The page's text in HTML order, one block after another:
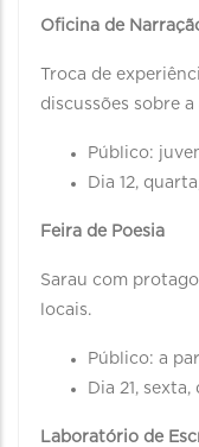
Oficina de
Troca de
discussões sobre
Público:
Dia 12,
Feira de Poesia
Sarau com
locais.
Público: a
Dia 21, sexta,
Laboratório de